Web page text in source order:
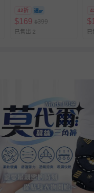
機2件
42折
$169 $399
已售出 2
$
已